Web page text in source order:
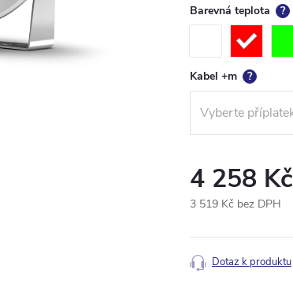
Barevná teplota ?
Kabel +m ?
4 258 Kč
3 519 Kč bez DPH
cena:
Dotaz k produktu